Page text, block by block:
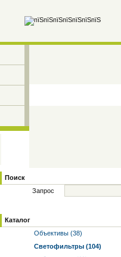
Поиск
Запрос
Каталог
Объективы (38)
Светофильтры (104)